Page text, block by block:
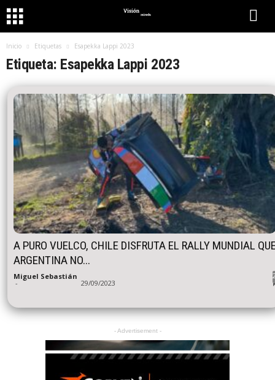
Inicio Etiquetas Esapekka Lappi 2023
Etiqueta: Esapekka Lappi 2023
A PURO VUELCO, CHILE DISFRUTA EL RALLY MUNDIAL
ARGENTINA NO...
Miguel Sebastián
- 29/09/2023
- Advertisement -